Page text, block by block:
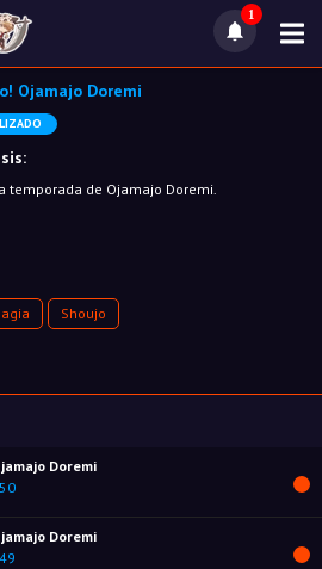
1
Ojamajo Doremi
temporada de Ojamajo Doremi.
Shoujo
Doremi
Doremi